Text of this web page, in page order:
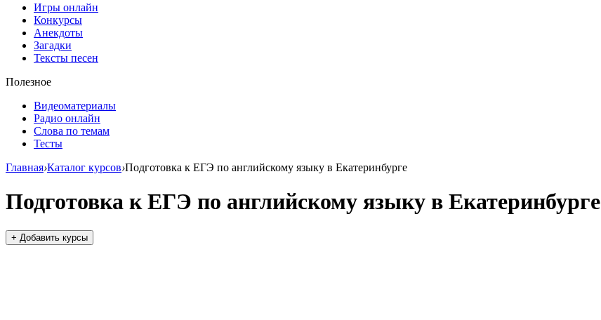
Игры онлайн
Конкурсы
Анекдоты
Загадки
Тексты песен
Полезное
Видеоматериалы
Радио онлайн
Слова по темам
Тесты
Главная›Каталог курсов›Подготовка к ЕГЭ по английскому языку в Екатеринбурге
Подготовка к ЕГЭ по английскому языку в Екатеринбурге
+ Добавить курсы